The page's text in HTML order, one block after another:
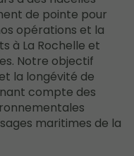
de pointe pour
opérations et la
à La Rochelle et
Notre objectif
la longévité de
compte des
maritimes de la